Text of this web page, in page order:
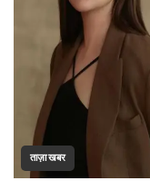
ताज़ा खबर